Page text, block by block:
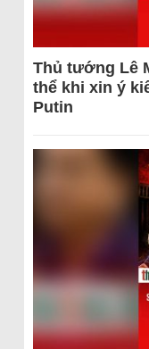
Thủ tướng Lê
thể khi xin ý
Putin